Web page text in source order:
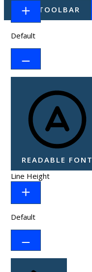
HIDE TOOLBAR
Default
READABLE FONT
Line Height
Default